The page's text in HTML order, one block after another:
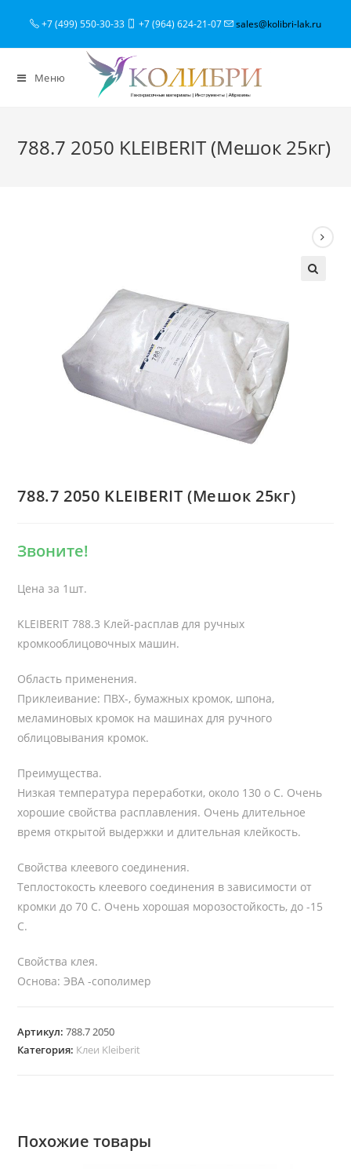
+7 (499) 550-30-33 +7 (964) 624-21-07 sales@kolibri-lak.ru
Меню
788.7 2050 KLEIBERIT (Мешок 25кг)
788.7 2050 KLEIBERIT (Мешок 25кг)
Звоните!
Цена за 1шт.
KLEIBERIT 788.3 Клей-расплав для ручных
кромкооблицовочных машин.
Область применения.
Приклеивание: ПВХ-, бумажных кромок, шпона,
меламиновых кромок на машинах для ручного
облицовывания кромок.
Преимущества.
Низкая температура переработки, около 130 о С. Очень
хорошие свойства расплавления. Очень длительное
время открытой выдержки и длительная клейкость.
Свойства клеевого соединения.
Теплостокость клеевого соединения в зависимости от
кромки до 70 С. Очень хорошая морозостойкость, до -15
С.
Свойства клея.
Основа: ЭВА -сополимер
Артикул:788.7 2050
Категория: Клеи Kleiberit
Похожие товары